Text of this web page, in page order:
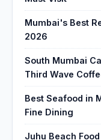
Mumbai's Best
2026
South Mumbai
Third Wave
Best Seafood in
Fine Dining
Juhu Beach